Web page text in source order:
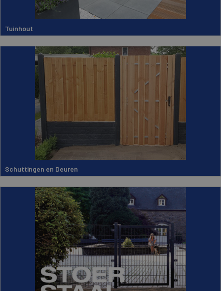
Tuinhout
Schuttingen en Deuren